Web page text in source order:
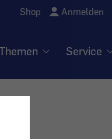
Shop Anmelden
Service